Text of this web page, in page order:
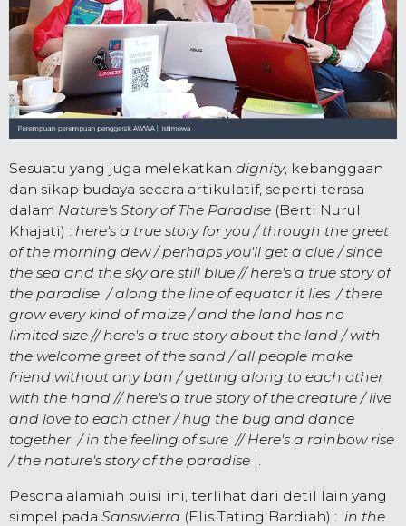
Sesuatu yang juga melekatkan dignity, kebanggaan
dan sikap budaya secara artikulatif, seperti terasa
dalam Nature's Story of The Paradise (Berti Nurul
Khajati) : here's a true story for you / through the greet
of the morning dew / perhaps you'll get a clue / since
the sea and the sky are still blue // here's a true story of
the paradise / along the line of equator it lies / there
grow every kind of maize / and the land has no
limited size // here's a true story about the land / with
the welcome greet of the sand / all people make
friend without any ban / getting along to each other
with the hand // here's a true story of the creature / live
and love to each other / hug the bug and dance
together / in the feeling of sure // Here's a rainbow rise
/ the nature's story of the paradise |.
Pesona alamiah puisi ini, terlihat dari detil lain yang
simpel pada Sansivierra (Elis Tating Bardiah) : in the